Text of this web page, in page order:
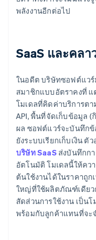
พลังงานอีกต่อไป
SaaS และคลา
ในอดีต บริษัทซอฟต์แวร์
สมาชิกแบบอัตราคงที่ แ
โมเดลที่คิดค่าบริการตา
API, พื้นที่จัดเก็บข้อมูล (
ผล ซอฟต์แวร์จะบันทึกข้
ยังระบบเรียกเก็บเงิน ตั
บริษัท SaaSส่งบันทึกกา
อัตโนมัติ โมเดลนี้ให้คว
ต้นใช้งานได้ในราคาถู
ใหญ่ที่ใช้ผลิตภัณฑ์เดียว
สัดส่วนการใช้งาน เป็น
พร้อมกับลูกค้าแทนที่จะ